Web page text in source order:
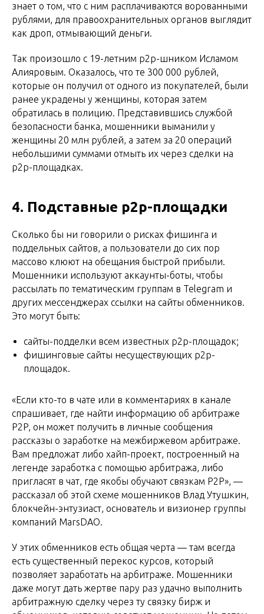
знает о том, что с ним расплачиваются ворованными
рублями, для правоохранительных органов выглядит
как дроп, отмывающий деньги.
Так произошло с 19-летним p2p-шником Исламом
Алияровым. Оказалось, что те 300 000 рублей,
которые он получил от одного из покупателей, были
ранее украдены у женщины, которая затем
обратилась в полицию. Представившись службой
безопасности банка, мошенники выманили у
женщины 20 млн рублей, а затем за 20 операций
небольшими суммами отмыть их через сделки на
p2p-площадках.
4. Подставные p2p-площадки
Сколько бы ни говорили о рисках фишинга и
поддельных сайтов, а пользователи до сих пор
массово клюют на обещания быстрой прибыли.
Мошенники используют аккаунты-боты, чтобы
рассылать по тематическим группам в Telegram и
других мессенджерах ссылки на сайты обменников.
Это могут быть:
сайты-подделки всем известных p2p-площадок;
фишинговые сайты несуществующих p2p-
площадок.
«Если кто-то в чате или в комментариях в канале
спрашивает, где найти информацию об арбитраже
P2P, он может получить в личные сообщения
рассказы о заработке на межбиржевом арбитраже.
Вам предложат либо хайп-проект, построенный на
легенде заработка с помощью арбитража, либо
пригласят в чат, где якобы обучают связкам P2P», —
рассказал об этой схеме мошенников Влад Утушкин,
блокчейн-энтузиаст, основатель и визионер группы
компаний MarsDAO.
У этих обменников есть общая черта — там всегда
есть существенный перекос курсов, который
позволяет заработать на арбитраже. Мошенники
даже могут дать жертве пару раз удачно выполнить
арбитражную сделку через ту связку бирж и